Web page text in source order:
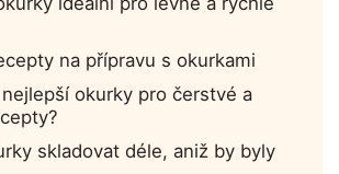
na přípravu s okurkami
okurky pro čerstvé a
skladovat déle, aniž by byly